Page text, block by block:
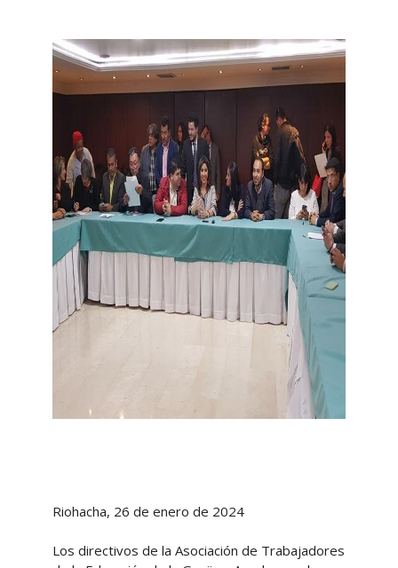
Riohacha, 26 de enero de 2024
Los directivos de la Asociación de Trabajadores